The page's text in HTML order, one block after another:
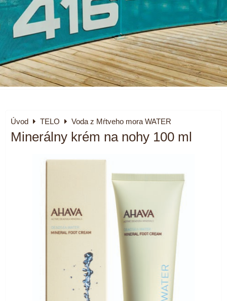
Úvod TELO Voda z Mŕtveho mora WATER
Minerálny krém na nohy 100 ml